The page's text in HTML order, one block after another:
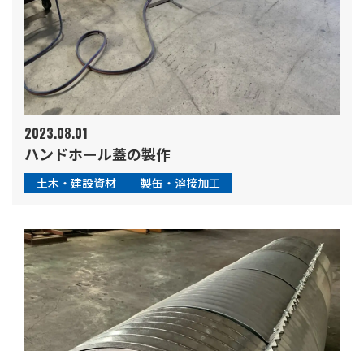
2023.08.01
ハンドホール蓋の製作
土木・建設資材 製缶・溶接加工